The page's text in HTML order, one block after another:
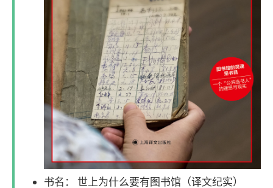
书名： 世上为什么要有图书馆（译文纪实）